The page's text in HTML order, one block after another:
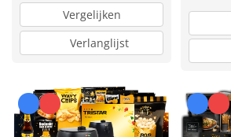
Vergelijken
Verlanglijst